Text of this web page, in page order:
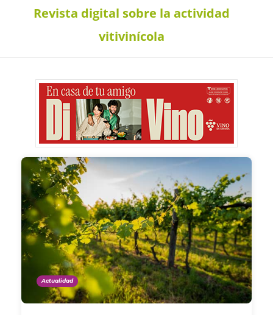
Revista digital sobre la actividad
vitivinícola
Actualidad